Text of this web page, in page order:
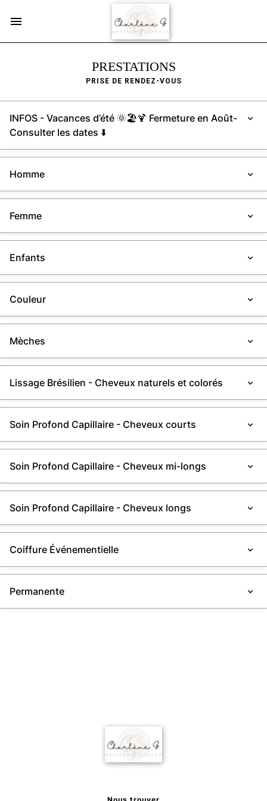
PRESTATIONS
PRISE DE RENDEZ-VOUS
INFOS - Vacances d’été 🌞🏖🍹 Fermeture en Août-
Consulter les dates ⬇️
Homme
Femme
Enfants
Couleur
Mèches
Lissage Brésilien - Cheveux naturels et colorés
Soin Profond Capillaire - Cheveux courts
Soin Profond Capillaire - Cheveux mi-longs
Soin Profond Capillaire - Cheveux longs
Coiffure Événementielle
Permanente